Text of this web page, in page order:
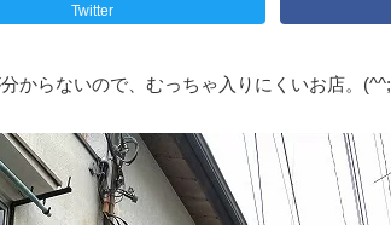
Twitter
からないので、むっちゃ入りにくいお店。(^^;